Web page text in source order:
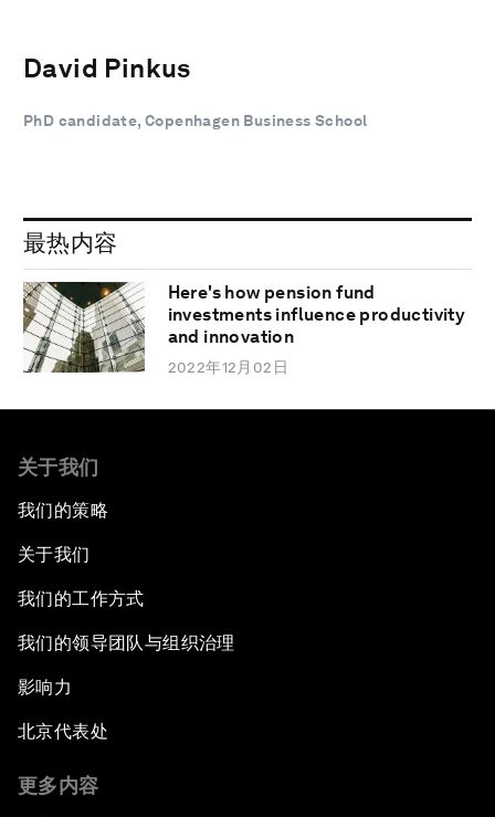
David Pinkus
PhD candidate, Copenhagen Business School
最热内容
Here's how pension fund
investments influence productivity
and innovation
2022年12月02日
关于我们
我们的策略
关于我们
我们的工作方式
我们的领导团队与组织治理
影响力
北京代表处
更多内容